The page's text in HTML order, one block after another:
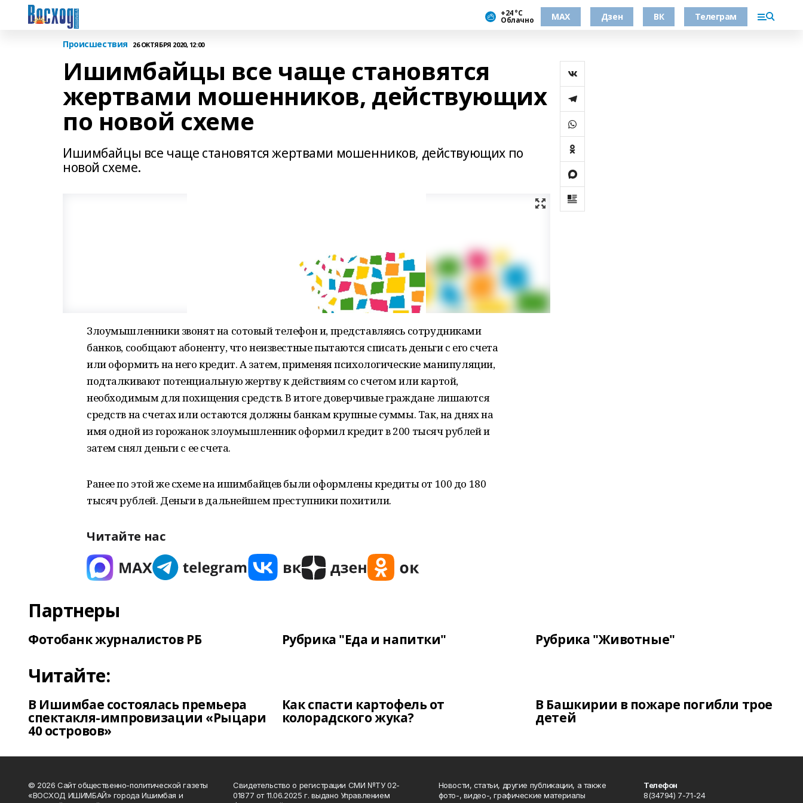
+24 °С
Облачно МАХ Дзен ВК Телеграм
Происшествия 26 ОКТЯБРЯ 2020, 12:00
Ишимбайцы все чаще становятся
жертвами мошенников, действующих
по новой схеме
Ишимбайцы все чаще становятся жертвами мошенников, действующих по
новой схеме.
Злоумышленники звонят на сотовый телефон и, представляясь сотрудниками
банков, сообщают абоненту, что неизвестные пытаются списать деньги с его счета
или оформить на него кредит. А затем, применяя психологические манипуляции,
подталкивают потенциальную жертву к действиям со счетом или картой,
необходимым для похищения средств. В итоге доверчивые граждане лишаются
средств на счетах или остаются должны банкам крупные суммы. Так, на днях на
имя одной из горожанок злоумышленник оформил кредит в 200 тысяч рублей и
затем снял деньги с ее счета.
Ранее по этой же схеме на ишимбайцев были оформлены кредиты от 100 до 180
тысяч рублей. Деньги в дальнейшем преступники похитили.
Читайте нас
Партнеры
Фотобанк журналистов РБ Рубрика "Еда и напитки" Рубрика "Животные"
Читайте:
В Ишимбае состоялась премьера
спектакля-импровизации «Рыцари
40 островов»
Как спасти картофель от
колорадского жука?
В Башкирии в пожаре погибли трое
детей
© 2026 Сайт общественно-политической газеты
«ВОСХОД ИШИМБАЙ» города Ишимбая и
Свидетельство о регистрации СМИ №ТУ 02-
01877 от 11.06.2025 г. выдано Управлением
Новости, статьи, другие публикации, а также
фото-, видео-, графические материалы
Телефон
8(34794) 7-71-24